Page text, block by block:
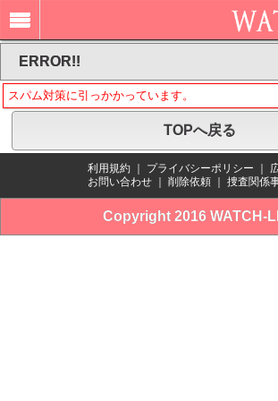
ERROR!!
スパム対策に引っかかっています。
TOPへ戻る
利用規約 プライバシーポリシー
お問い合わせ
削除依頼 捜査関係
Copyright 2016 WATCH-